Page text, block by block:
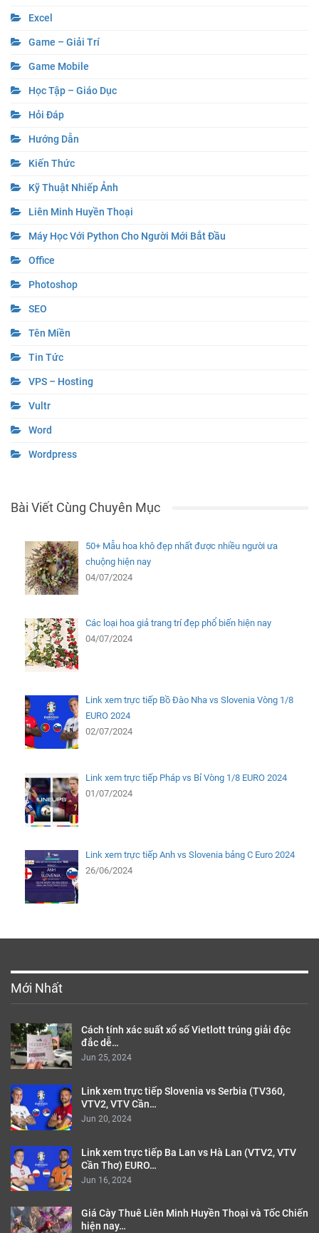
Excel
Game – Giải Trí
Game Mobile
Học Tập – Giáo Dục
Hỏi Đáp
Hướng Dẫn
Kiến Thức
Kỹ Thuật Nhiếp Ảnh
Liên Minh Huyền Thoại
Máy Học Với Python Cho Người Mới Bắt Đầu
Office
Photoshop
SEO
Tên Miền
Tin Tức
VPS – Hosting
Vultr
Word
Wordpress
Bài Viết Cùng Chuyên Mục
50+ Mẫu hoa khô đẹp nhất được nhiều người ưa
chuộng hiện nay
04/07/2024
Các loại hoa giả trang trí đẹp phổ biến hiện nay
04/07/2024
Link xem trực tiếp Bồ Đào Nha vs Slovenia Vòng 1/8
EURO 2024
02/07/2024
Link xem trực tiếp Pháp vs Bỉ Vòng 1/8 EURO 2024
01/07/2024
Link xem trực tiếp Anh vs Slovenia bảng C Euro 2024
26/06/2024
Mới Nhất
Cách tính xác suất xổ số Vietlott trúng giải độc
đắc dễ…
Jun 25, 2024
Link xem trực tiếp Slovenia vs Serbia (TV360,
VTV2, VTV Cần…
Jun 20, 2024
Link xem trực tiếp Ba Lan vs Hà Lan (VTV2, VTV
Cần Thơ) EURO…
Jun 16, 2024
Giá Cày Thuê Liên Minh Huyền Thoại và Tốc Chiến
hiện nay…